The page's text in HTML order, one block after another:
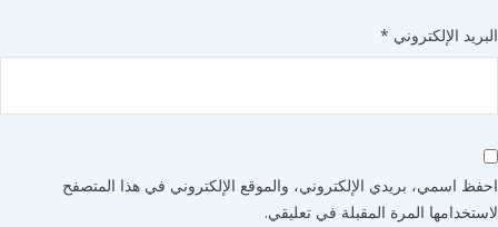
الإلكتروني*
اسمي، بريدي الإلكتروني، والموقع الإلكتروني في هذا المتصفح
المرة المقبلة في تعليقي.